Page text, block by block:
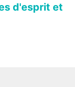
d'esprit et